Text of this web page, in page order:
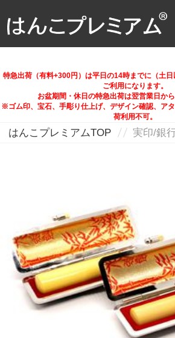
特急出荷（有料+300円）は平日の14時までに（土
ご利用になります。
お盆期間・休日の特急出荷は翌営業日から
※ゴム印、宝石、手彫り仕上げ、デザイン確認、ア
荷利用不可。
はんこプレミアムTOP 実印/銀